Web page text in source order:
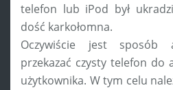
telefon lub iPod był
dość karkołomna.
Oczywiście jest sposób
przekazać czysty telefon do
użytkownika. W tym celu